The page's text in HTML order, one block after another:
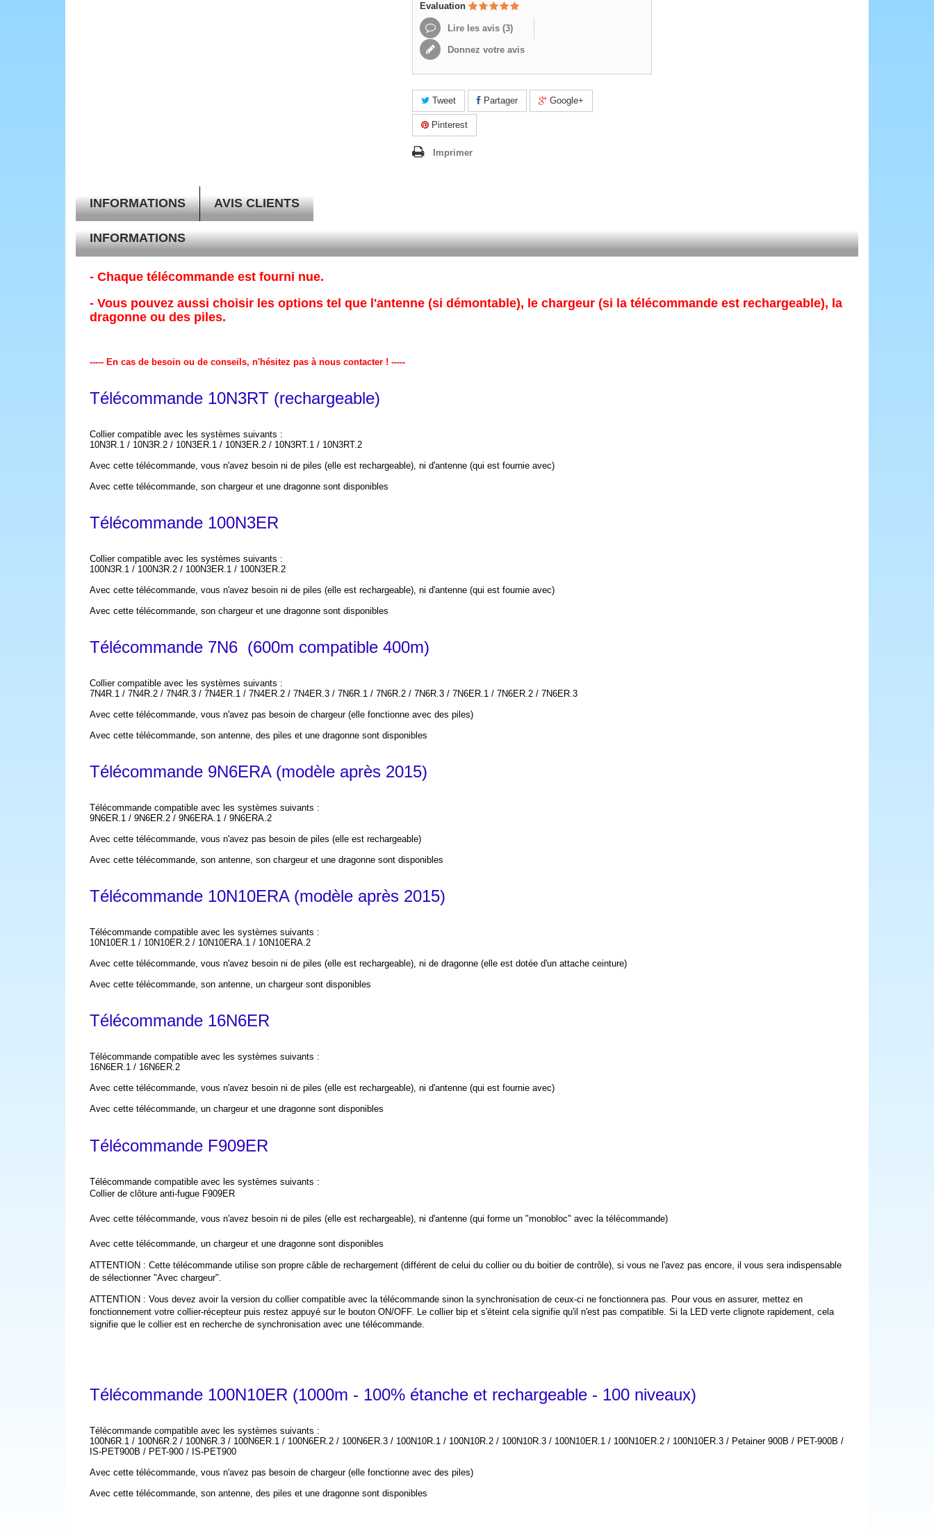
Evaluation
Lire les avis (3)
Donnez votre avis
Tweet Partager Google+
Pinterest
Imprimer
INFORMATIONS AVIS CLIENTS
INFORMATIONS
- Chaque télécommande est fourni nue.
- Vous pouvez aussi choisir les options tel que l'antenne (si démontable), le chargeur (si la télécommande est rechargeable), la
dragonne ou des piles.
----- En cas de besoin ou de conseils, n'hésitez pas à nous contacter ! -----
Télécommande 10N3RT (rechargeable)
Collier compatible avec les systèmes suivants :
10N3R.1 / 10N3R.2 / 10N3ER.1 / 10N3ER.2 / 10N3RT.1 / 10N3RT.2
Avec cette télécommande, vous n'avez besoin ni de piles (elle est rechargeable), ni d'antenne (qui est fournie avec)
Avec cette télécommande, son chargeur et une dragonne sont disponibles
Télécommande 100N3ER
Collier compatible avec les systèmes suivants :
100N3R.1 / 100N3R.2 / 100N3ER.1 / 100N3ER.2
Avec cette télécommande, vous n'avez besoin ni de piles (elle est rechargeable), ni d'antenne (qui est fournie avec)
Avec cette télécommande, son chargeur et une dragonne sont disponibles
Télécommande 7N6 (600m compatible 400m)
Collier compatible avec les systèmes suivants :
7N4R.1 / 7N4R.2 / 7N4R.3 / 7N4ER.1 / 7N4ER.2 / 7N4ER.3 / 7N6R.1 / 7N6R.2 / 7N6R.3 / 7N6ER.1 / 7N6ER.2 / 7N6ER.3
Avec cette télécommande, vous n'avez pas besoin de chargeur(elle fonctionne avec des piles)
Avec cette télécommande, son antenne, des piles et une dragonne sont disponibles
Télécommande 9N6ERA (modèle après 2015)
Télécommande compatible avec les systèmes suivants :
9N6ER.1 / 9N6ER.2 / 9N6ERA.1 / 9N6ERA.2
Avec cette télécommande, vous n'avez pas besoin de piles (elle est rechargeable)
Avec cette télécommande, son antenne, son chargeur et une dragonne sont disponibles
Télécommande 10N10ERA (modèle après 2015)
Télécommande compatible avec les systèmes suivants :
10N10ER.1 / 10N10ER.2 / 10N10ERA.1 / 10N10ERA.2
Avec cette télécommande, vous n'avez besoin ni de piles (elle est rechargeable), ni de dragonne (elle est dotée d'un attache ceinture)
Avec cette télécommande, son antenne, un chargeur sont disponibles
Télécommande 16N6ER
Télécommande compatible avec les systèmes suivants :
16N6ER.1 / 16N6ER.2
Avec cette télécommande, vous n'avez besoin ni de piles (elle est rechargeable), ni d'antenne (qui est fournie avec)
Avec cette télécommande, un chargeur et une dragonne sont disponibles
Télécommande F909ER
Télécommande compatible avec les systèmes suivants :
Collier de clôture anti-fugue F909ER
Avec cette télécommande, vous n'avez besoin ni de piles (elle est rechargeable), ni d'antenne (qui forme un "monobloc" avec la télécommande)
Avec cette télécommande, un chargeur et une dragonne sont disponibles
ATTENTION : Cette télécommande utilise son propre câble de rechargement (différent de celui du collier ou du boitier de contrôle), si vous ne l'avez pas encore, il vous sera indispensable
de sélectionner "Avec chargeur".
ATTENTION : Vous devez avoir la version du collier compatible avec la télécommande sinon la synchronisation de ceux-ci ne fonctionnera pas. Pour vous en assurer, mettez en
fonctionnement votre collier-récepteur puis restez appuyé sur le bouton ON/OFF. Le collier bip et s'éteint cela signifie qu'il n'est pas compatible. Si la LED verte clignote rapidement, cela
signifie que le collier est en recherche de synchronisation avec une télécommande.
Télécommande 100N10ER (1000m - 100% étanche et rechargeable - 100 niveaux)
Télécommande compatible avec les systèmes suivants :
100N6R.1 / 100N6R.2 / 100N6R.3 / 100N6ER.1 / 100N6ER.2 / 100N6ER.3 / 100N10R.1 / 100N10R.2 / 100N10R.3 / 100N10ER.1 / 100N10ER.2 / 100N10ER.3 / Petainer 900B / PET-900B /
IS-PET900B / PET-900 / IS-PET900
Avec cette télécommande, vous n'avez pas besoin de chargeur (elle fonctionne avec des piles)
Avec cette télécommande, son antenne, des piles et une dragonne sont disponibles